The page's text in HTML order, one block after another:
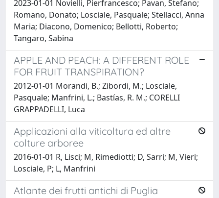
2023-01-01 Novielli, Pierfrancesco; Pavan, Stefano;
Romano, Donato; Losciale, Pasquale; Stellacci, Anna
Maria; Diacono, Domenico; Bellotti, Roberto;
Tangaro, Sabina
APPLE AND PEACH: A DIFFERENT ROLE
FOR FRUIT TRANSPIRATION?
2012-01-01 Morandi, B.; Zibordi, M.; Losciale,
Pasquale; Manfrini, L.; Bastías, R. M.; CORELLI
GRAPPADELLI, Luca
Applicazioni alla viticoltura ed altre
colture arboree
2016-01-01 R, Lisci; M, Rimediotti; D, Sarri; M, Vieri;
Losciale, P; L, Manfrini
Atlante dei frutti antichi di Puglia